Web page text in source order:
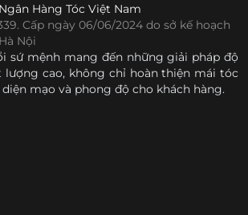
Hàng Tóc Việt Nam
Cấp ngày 06/06/2024 do sở kế hoạch
Nội
sứ mệnh mang đến những giải pháp độ
cao, không chỉ hoàn thiện mái tóc
mạo và phong độ cho khách hàng.